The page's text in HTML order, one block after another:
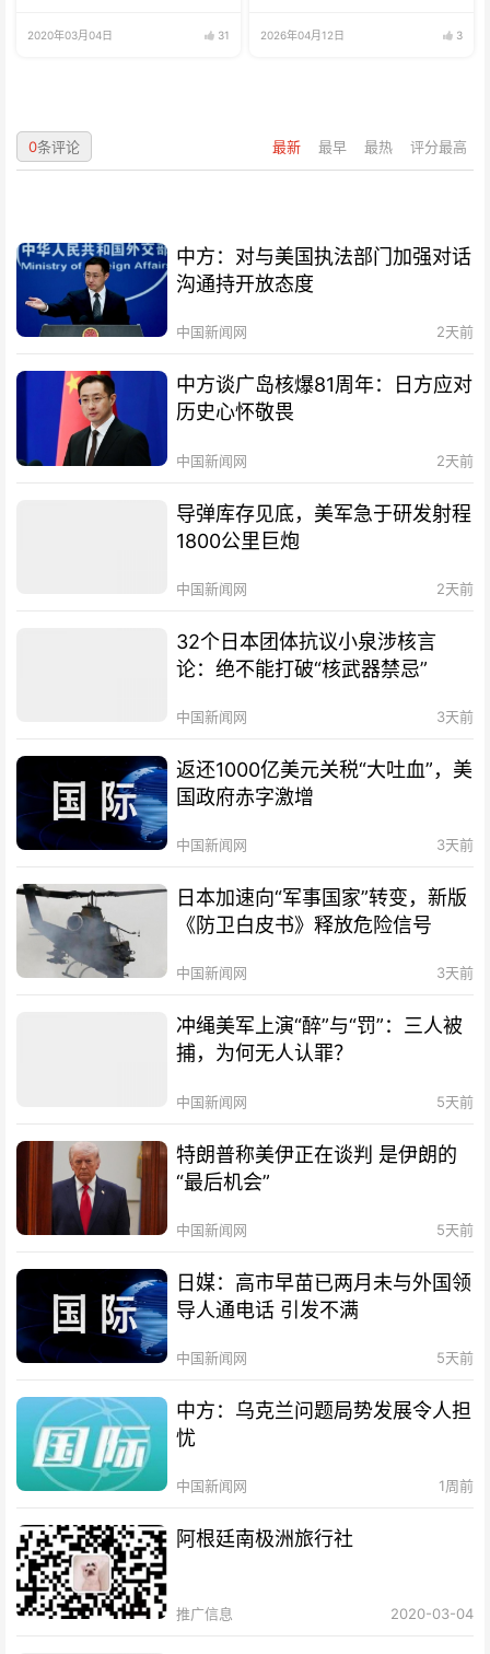
2020年03月04日 31 2026年04月12日 3
最新 最早 最热 评分最高
0条评论
中方：对与美国执法部门加强对话
沟通持开放态度
中国新闻网 2天前
中方谈广岛核爆81周年：日方应对
历史心怀敬畏
中国新闻网 2天前
导弹库存见底，美军急于研发射程
1800公里巨炮
中国新闻网 2天前
32个日本团体抗议小泉涉核言
论：绝不能打破“核武器禁忌”
中国新闻网 3天前
返还1000亿美元关税“大吐血”，美
国政府赤字激增
中国新闻网 3天前
日本加速向“军事国家”转变，新版
《防卫白皮书》释放危险信号
中国新闻网 3天前
冲绳美军上演“醉”与“罚”：三人被
捕，为何无人认罪？
中国新闻网 5天前
特朗普称美伊正在谈判 是伊朗的
“最后机会”
中国新闻网 5天前
日媒：高市早苗已两月未与外国领
导人通电话 引发不满
中国新闻网 5天前
中方：乌克兰问题局势发展令人担
忧
中国新闻网 1周前
阿根廷南极洲旅行社
推广信息 2020-03-04